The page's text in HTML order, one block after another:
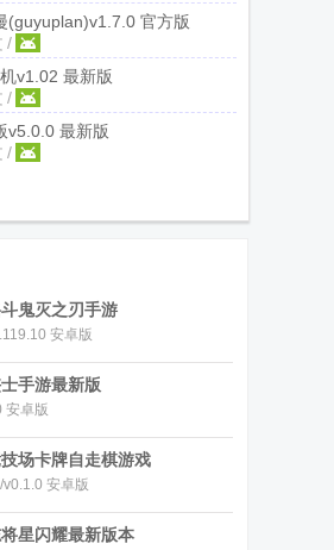
(guyuplan)v1.7.0 官方版
/
v1.02 最新版
/
v5.0.0 最新版
/
鬼灭之刃手游
安卓版
手游最新版
安卓版
场卡牌自走棋游戏
安卓版
星闪耀最新版本